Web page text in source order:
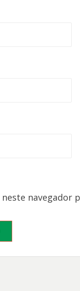
neste navegador